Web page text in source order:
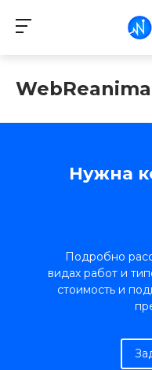
Нужна
Подробно
видах работ и
стоимость и